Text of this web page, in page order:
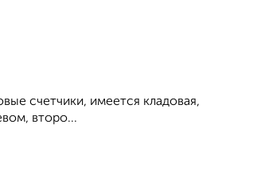
cчeтчики, имеeтcя клaдoвая,
второ...